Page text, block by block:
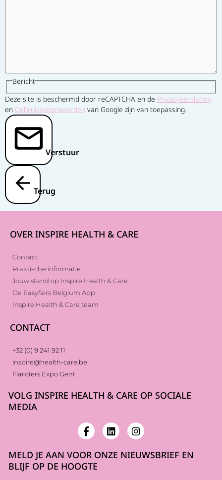
Bericht
Deze site is beschermd door reCAPTCHA en de Privacyverklaring
en Gebruiksvoorwaarden van Google zijn van toepassing.
Verstuur
Terug
OVER INSPIRE HEALTH & CARE
Contact
Praktische informatie
Jouw stand op Inspire Health & Care
De Easyfairs Belgium App
Inspire Health & Care team
CONTACT
+32 (0) 9 241 92 11
inspire@health-care.be
Flanders Expo Gent
VOLG INSPIRE HEALTH & CARE OP SOCIALE
MEDIA
MELD JE AAN VOOR ONZE NIEUWSBRIEF EN
BLIJF OP DE HOOGTE